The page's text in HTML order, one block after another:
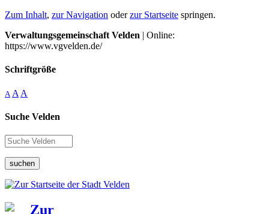
Zum Inhalt, zur Navigation oderzur Startseite springen.
Verwaltungsgemeinschaft Velden | Online:
https://www.vgvelden.de/
Schriftgröße
A A A
Suche Velden
suchen